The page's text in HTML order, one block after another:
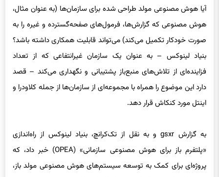
صورت خودکار تکمیل می‌کند) می‌تواند قابلیت همکاری داشته باشد؟
بنیاد لینوکس – به عنوان یک سازمان غیرانتفاعی که از تعداد
فزاینده‌ای از تلاش‌های منبع‌باز پشتیبانی و نگهداری می‌کند – قصد
دارد این موضوع را همراه با مجموعه‌ای از سازمان‌ها از جمله کلاودرا و
اینتل مورد کنکاش قرار دهد.
به گزارش gsxr و به نقل از تک‌کرانچ، بنیاد لینوکس از راه‌اندازی
پروژه‌ای برای کمک به توسعه سیستم‌های هوش مصنوعی مولد باز،
چند ارائه‌دهنده‌ای و ترکیب‌پذیر (یعنی ماژولار).